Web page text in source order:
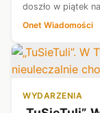
doszło w piątek
realizują swoje
kierując się
Onet Wiadomości
WYDARZENIA